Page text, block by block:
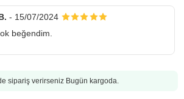
- 15/07/2024
beğendim.
sipariş verirseniz Bugün kargoda.